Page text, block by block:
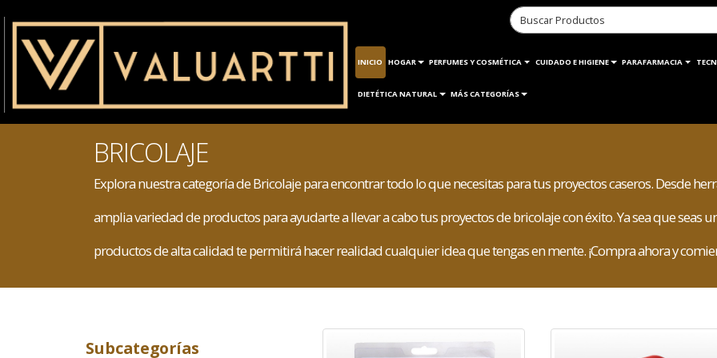
INICIO HOGAR PERFUMES Y COSMÉTICA CUIDADO E HIGIENE PARAFARMACIA
DIETÉTICA NATURAL MÁS CATEGORÍAS
BRICOLAJE
Explora nuestra categoría de Bricolaje para encontrar todo lo que necesitas para tus proyectos caseros. Desde
amplia variedad de productos para ayudarte a llevar a cabo tus proyectos de bricolaje con éxito. Ya sea que seas
productos de alta calidad te permitirá hacer realidad cualquier idea que tengas en mente. ¡Compra ahora y
Subcategorías